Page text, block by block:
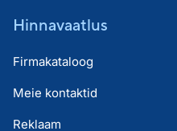
Hinnavaatlus
Firmakataloog
Meie kontaktid
Reklaam